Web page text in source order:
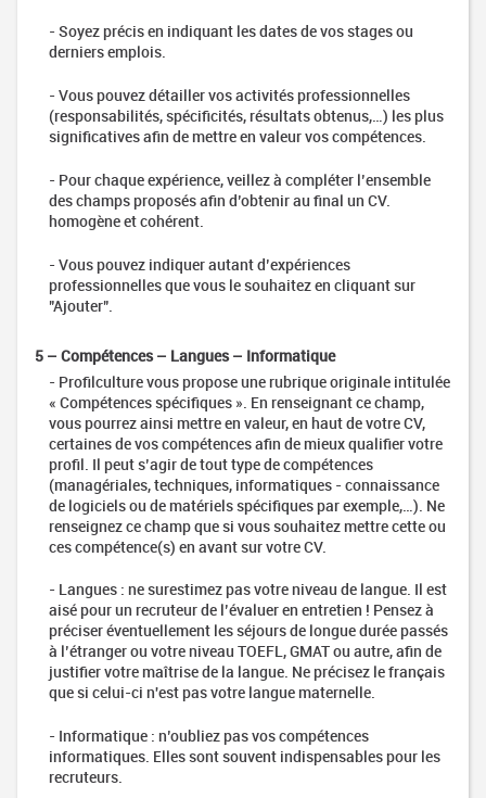
l'étranger
Définissez
projet
Trouvez
emploi
Préparez
votre
Fiches
métiers
Artist
Outsourcing
manager
User
researcher
Head of
analytics
Technical
artist
Artist
Composer
Audio
director
- Soyez précis en indiquant les dates de vos stages ou
derniers emplois.
- Vous pouvez détailler vos activités professionnelles
(responsabilités, spécificités, résultats obtenus,…) les plus
significatives afin de mettre en valeur vos compétences.
- Pour chaque expérience, veillez à compléter l’ensemble
des champs proposés afin d’obtenir au final un CV.
homogène et cohérent.
- Vous pouvez indiquer autant d’expériences
professionnelles que vous le souhaitez en cliquant sur
"Ajouter".
5 – Compétences – Langues – Informatique
- Profilculture vous propose une rubrique originale intitulée
« Compétences spécifiques ». En renseignant ce champ,
vous pourrez ainsi mettre en valeur, en haut de votre CV,
certaines de vos compétences afin de mieux qualifier votre
profil. Il peut s’agir de tout type de compétences
(managériales, techniques, informatiques - connaissance
de logiciels ou de matériels spécifiques par exemple,…). Ne
renseignez ce champ que si vous souhaitez mettre cette ou
ces compétence(s) en avant sur votre CV.
- Langues : ne surestimez pas votre niveau de langue. Il est
aisé pour un recruteur de l’évaluer en entretien ! Pensez à
préciser éventuellement les séjours de longue durée passés
à l’étranger ou votre niveau TOEFL, GMAT ou autre, afin de
justifier votre maîtrise de la langue. Ne précisez le français
que si celui-ci n'est pas votre langue maternelle.
- Informatique : n’oubliez pas vos compétences
informatiques. Elles sont souvent indispensables pour les
recruteurs.